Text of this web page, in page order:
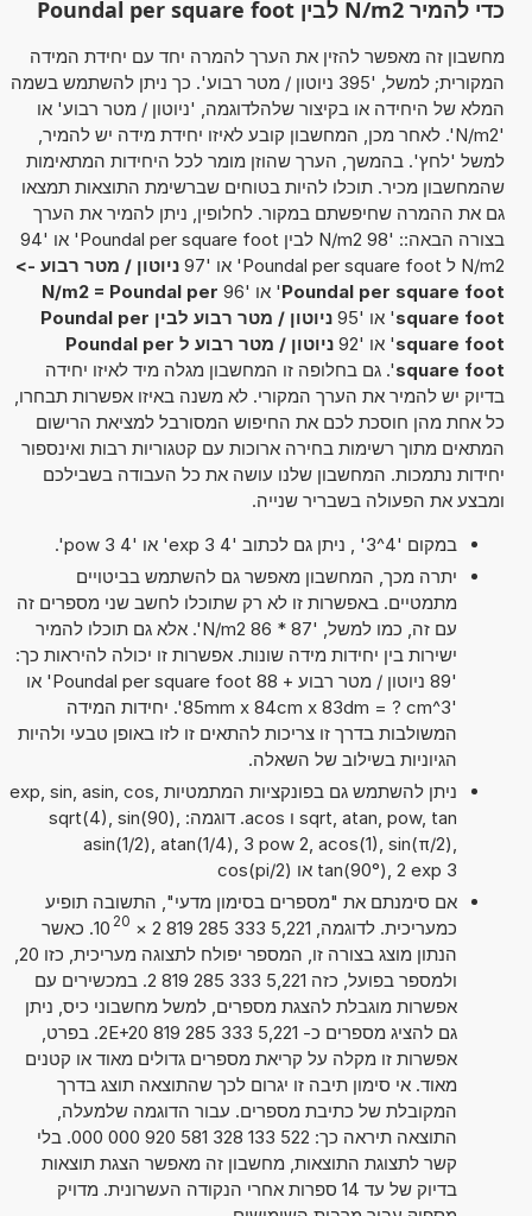
כדי להמיר N/m2 לבין Poundal per square foot
מחשבון זה מאפשר להזין את הערך להמרה יחד עם יחידת המידה
המקורית; למשל, '395 ניוטון / מטר רבוע'. כך ניתן להשתמש בשמה
המלא של היחידה או בקיצור שלהלדוגמה, 'ניוטון / מטר רבוע' או
'N/m2'. לאחר מכן, המחשבון קובע לאיזו יחידת מידה יש להמיר,
למשל 'לחץ'. בהמשך, הערך שהוזן מומר לכל היחידות המתאימות
שהמחשבון מכיר. תוכלו להיות בטוחים שברשימת התוצאות תמצאו
גם את ההמרה שחיפשתם במקור. לחלופין, ניתן להמיר את הערך
בצורה הבאה:: '98 N/m2 לבין Poundal per square foot' או '94
N/m2 ל Poundal per square foot' או '97
ניוטון / מטר רבוע ->
Poundal per square foot' או '96
N/m2 = Poundal per
square foot' או '95
ניוטון / מטר רבוע לבין Poundal per
square foot' או '92
ניוטון / מטר רבוע ל Poundal per
square foot'. גם בחלופה זו המחשבון מגלה מיד לאיזו יחידה
בדיוק יש להמיר את הערך המקורי. לא משנה באיזו אפשרות תבחרו,
כל אחת מהן חוסכת לכם את החיפוש המסורבל למציאת הרישום
המתאים מתוך רשימות בחירה ארוכות עם קטגוריות רבות ואינספור
יחידות נתמכות. המחשבון שלנו עושה את כל העבודה בשבילכם
ומבצע את הפעולה בשבריר שנייה.
במקום '4^3' , ניתן גם לכתוב '4 exp 3' או '4 pow 3'.
יתרה מכך, המחשבון מאפשר גם להשתמש בביטויים
מתמטיים. באפשרות זו לא רק שתוכלו לחשב שני מספרים זה
עם זה, כמו למשל, '87 * 86 N/m2'. אלא גם תוכלו להמיר
ישירות בין יחידות מידה שונות. אפשרות זו יכולה להיראות כך:
'89 ניוטון / מטר רבוע + 88 Poundal per square foot' או
'85mm x 84cm x 83dm = ? cm^3'. יחידות המידה
המשולבות בדרך זו צריכות להתאים זו לזו באופן טבעי ולהיות
הגיוניות בשילוב של השאלה.
ניתן להשתמש גם בפונקציות המתמטיות exp, sin, asin, cos,
sqrt, atan, pow, tan ו acos. דוגמה: sqrt(4), sin(90),
asin(1/2), atan(1/4), 3 pow 2, acos(1), sin(π/2),
tan(90°), 2 exp 3 או cos(pi/2)
אם סימנתם את "מספרים בסימון מדעי", התשובה תופיע
כמעריכית. לדוגמה, 5,221 333 285 819 2
×
10 20
. כאשר
ולמספר בפועל, כזה 5,221 333 285 819 2. במכשירים עם
אפשרות מוגבלת להצגת מספרים, למשל מחשבוני כיס, ניתן
גם להציג מספרים כ- 5,221 333 285 819 2E+20. בפרט,
אפשרות זו מקלה על קריאת מספרים גדולים מאוד או קטנים
מאוד. אי סימון תיבה זו יגרום לכך שהתוצאה תוצג בדרך
המקובלת של כתיבת מספרים. עבור הדוגמה שלמעלה,
התוצאה תיראה כך: 522 133 328 581 920 000 000. בלי
קשר לתצוגת התוצאות, מחשבון זה מאפשר הצגת תוצאות
בדיוק של עד 14 ספרות אחרי הנקודה העשרונית. מדויק